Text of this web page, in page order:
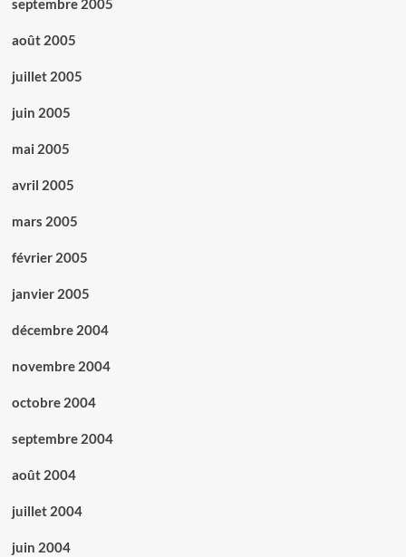
septembre 2005
août 2005
juillet 2005
juin 2005
mai 2005
avril 2005
mars 2005
février 2005
janvier 2005
décembre 2004
novembre 2004
octobre 2004
septembre 2004
août 2004
juillet 2004
juin 2004